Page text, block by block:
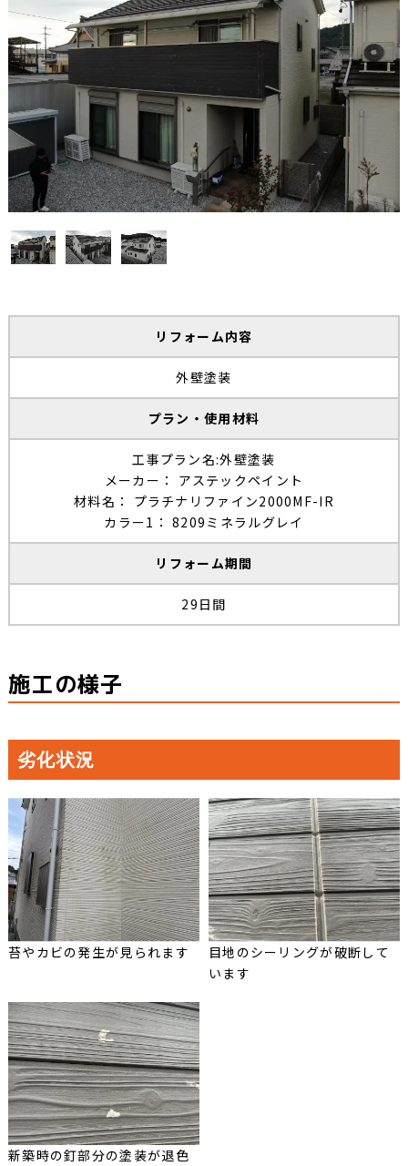
リフォーム内容
外壁塗装
プラン・使用材料
工事プラン名:外壁塗装
メーカー： アステックペイント
材料名： プラチナリファイン2000MF-IR
カラー1： 8209ミネラルグレイ
リフォーム期間
29日間
施工の様子
劣化状況
苔やカビの発生が見られます
目地のシーリングが破断して
います
新築時の釘部分の塗装が退色